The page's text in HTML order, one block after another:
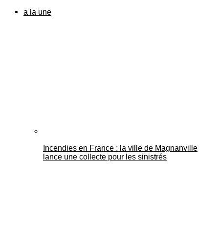
a la une
Incendies en France : la ville de Magnanville
lance une collecte pour les sinistrés